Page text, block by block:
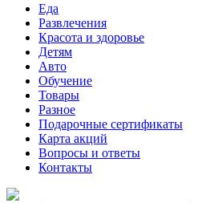
Еда
Развлечения
Красота и здоровье
Детям
Авто
Обучение
Товары
Разное
Подарочные сертификаты
Карта акций
Вопросы и ответы
Контакты